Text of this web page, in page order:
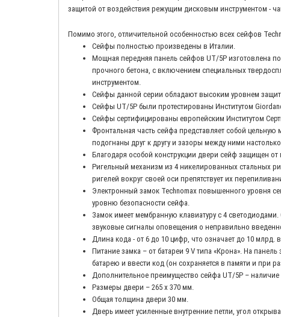
защитой от воздействия режущим дисковым инструментом -
Помимо этого, отличительной особенностью всех сейфов
Сейфы полностью произведены в Италии.
Мощная передняя панель сейфов UT/5P изготовлена
прочного бетона, с включением специальных
инструментом.
Сейфы данной серии обладают высоким уровнем
Сейфы UT/5P были протестированы Институтом
Сейфы сертифицированы европейским Институтом
Фронтальная часть сейфа представляет собой
подогнаны друг к другу и зазоры между ними
Благодаря особой конструкции двери сейф защищен
Ригельный механизм из 4 никелированных стальных
ригелей вокруг своей оси препятствует их
Электронный замок Technomax повышенного уровня
уровню безопасности сейфа.
Замок имеет мембранную клавиатуру с 4
звуковые сигналы оповещения о неправильно
Длина кода - от 6 до 10 цифр, что означает до 10
Питание замка – от батареи 9 V типа «Крона». На
батарею и ввести код (он сохраняется в памяти и при
Дополнительное преимущество сейфа UT/5P – наличие
Размеры двери – 265 х 370 мм.
Общая толщина двери 30 мм.
Дверь имеет усиленные внутренние петли, угол